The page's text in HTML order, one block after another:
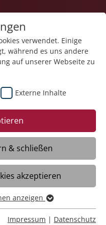
Quartiersarbeit
trauert
Norbert
zum Priester
beruflichen
trat er
und
verwendet. Einige
während es uns andere
auf unserer Webseite zu
Externe Inhalte
& schließen
akzeptieren
grundlegende Funktionen
anzeigen
Impressum | Datenschutz